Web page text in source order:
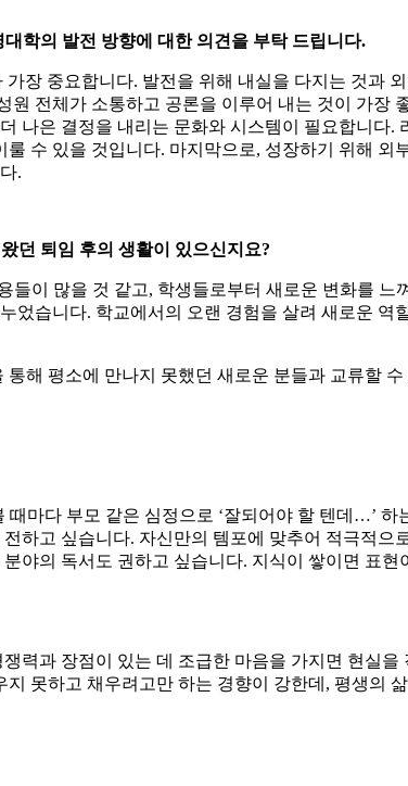
학의 발전 방향에 대한 의견을 부탁 드립니다.
장 중요합니다. 발전을 위해 내실을 다지는 것과
전체가 소통하고 공론을 이루어 내는 것이 가장
나은 결정을 내리는 문화와 시스템이 필요합니다.
수 있을 것입니다. 마지막으로, 성장하기 위해 외
.
던 퇴임 후의 생활이 있으신지요?
이 많을 것 같고, 학생들로부터 새로운 변화를 느
었습니다. 학교에서의 오랜 경험을 살려 새로운 역
해 평소에 만나지 못했던 새로운 분들과 교류할
마다 부모 같은 심정으로 ‘잘되어야 할 텐데…’ 하
하고 싶습니다. 자신만의 템포에 맞추어 적극적으
야의 독서도 권하고 싶습니다. 지식이 쌓이면 표현
력과 장점이 있는 데 조급한 마음을 가지면 현실을
못하고 채우려고만 하는 경향이 강한데, 평생의